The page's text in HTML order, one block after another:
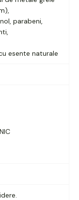
parabeni,
esente naturale